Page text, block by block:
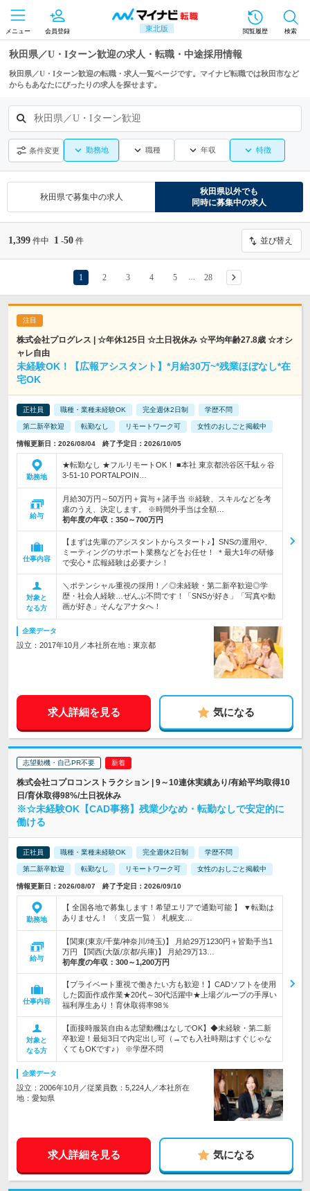
東北版
メニュー 会員登録 閲覧履歴 検索
秋田県／U・Iターン歓迎の求人・転職・中途採用情報
秋田県／U・Iターン歓迎の転職・求人一覧ページです。マイナビ転職では秋田市など
からもあなたにぴったりの求人を探せます。
秋田県／U・Iターン歓迎
条件変更 勤務地 職種 年収 特徴
秋田県で募集中の求人
秋田県以外でも
同時に募集中の求人
1,399 件中 1 -50 件 並び替え
1 2 3 4 5 28
株式会社プログレス | ☆年休125日 ☆土日祝休み ☆平均年齢27.8歳 ☆オシ
ャレ自由
未経験OK！【広報アシスタント】*月給30万~*残業ほぼなし*在
宅OK
正社員 職種・業種未経験OK 完全週休2日制 学歴不問
第二新卒歓迎 転勤なし リモートワーク可 女性のおしごと掲載中
情報更新日：2026/08/04 終了予定日：2026/10/05
勤務地
★転勤なし ★フルリモートOK！ ■本社 東京都渋谷区千駄ヶ谷
3-51-10 PORTALPOIN…
給与
月給30万円～50万円＋賞与＋諸手当 ※経験、スキルなどを考
慮のうえ、決定します。 ※時間外手当は全額…
初年度の年収： 350～700万円
仕事内容
【まずは先輩のアシスタントからスタート♪】SNSの運用や、
ミーティングのサポート業務などをお任せ！ ＊最大1年の研修
で安心＊広報経験は必要ナシ！
対象と
なる方
＼ポテンシャル重視の採用！／◎未経験・第二新卒歓迎◎学
歴・社会人経験…ぜんぶ不問です！「SNSが好き」「写真や動
画が好き」そんなアナタへ！
企業データ
設立：2017年10月／本社所在地：東京都
求人詳細を見る 気になる
志望動機・自己PR不要
株式会社コプロコンストラクション | 9～10連休実績あり/有給平均取得10
日/育休取得98%/土日祝休み
※☆未経験OK【CAD事務】残業少なめ・転勤なしで安定的に
働ける
正社員 職種・業種未経験OK 完全週休2日制 学歴不問
第二新卒歓迎 転勤なし リモートワーク可 女性のおしごと掲載中
情報更新日：2026/08/07 終了予定日：2026/09/10
勤務地
【 全国各地で募集します！希望エリアで通勤可能 】 ▼転勤は
ありません！ 〈 支店一覧 〉 札幌支…
給与
【関東(東京/千葉/神奈川/埼玉)】 月給29万1230円＋皆勤手当1
万円 【関西(大阪/京都/兵庫)】 月給29万13…
初年度の年収： 300～1,200万円
仕事内容
【プライベート重視で働きたい方も歓迎！】CADソフトを使用
した図面作成作業★20代～30代活躍中★上場グループの手厚い
福利厚生あり！育休取得率98％
対象と
なる方
【面接時服装自由＆志望動機はなしでOK】◆未経験・第二新
卒歓迎！最短3日で内定出し可（→でも入社時期はすぐじゃな
くてもOKです♪） ※学歴不問
企業データ
設立：2006年10月／従業員数：5,224人／本社所在
地：愛知県
求人詳細を見る 気になる